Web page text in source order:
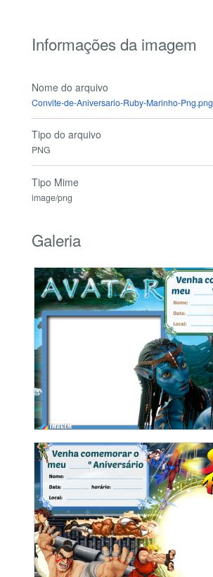
Informações da imagem
Nome do arquivo
Convite-de-Aniversario-Ruby-Marinho-Png.png
Tipo do arquivo
PNG
Tipo Mime
image/png
Galeria